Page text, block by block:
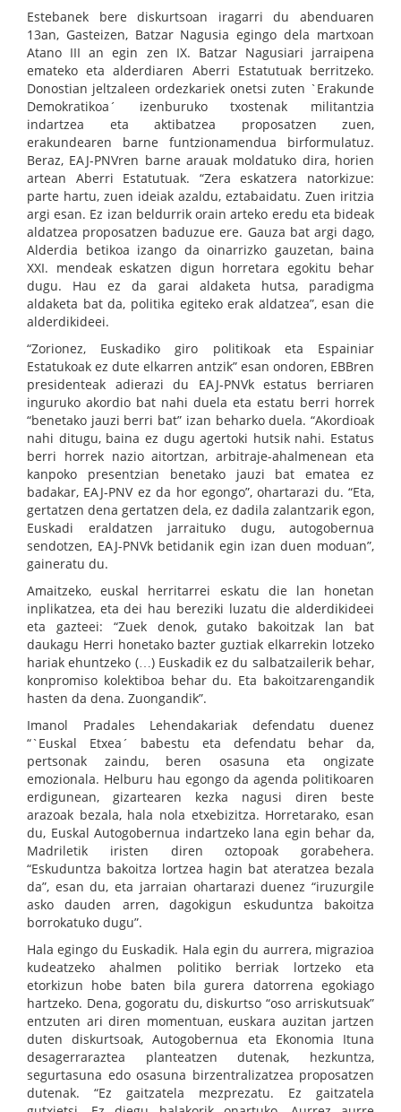
Estebanek bere diskurtsoan iragarri du abenduaren
13an, Gasteizen, Batzar Nagusia egingo dela martxoan
Atano III an egin zen IX. Batzar Nagusiari jarraipena
emateko eta alderdiaren Aberri Estatutuak berritzeko.
Donostian jeltzaleen ordezkariek onetsi zuten `Erakunde
Demokratikoa´ izenburuko txostenak militantzia
indartzea eta aktibatzea proposatzen zuen,
erakundearen barne funtzionamendua birformulatuz.
Beraz, EAJ-PNVren barne arauak moldatuko dira, horien
artean Aberri Estatutuak. “Zera eskatzera natorkizue:
parte hartu, zuen ideiak azaldu, eztabaidatu. Zuen iritzia
argi esan. Ez izan beldurrik orain arteko eredu eta bideak
aldatzea proposatzen baduzue ere. Gauza bat argi dago,
Alderdia betikoa izango da oinarrizko gauzetan, baina
XXI. mendeak eskatzen digun horretara egokitu behar
dugu. Hau ez da garai aldaketa hutsa, paradigma
aldaketa bat da, politika egiteko erak aldatzea”, esan die
alderdikideei.
“Zorionez, Euskadiko giro politikoak eta Espainiar
Estatukoak ez dute elkarren antzik” esan ondoren, EBBren
presidenteak adierazi du EAJ-PNVk estatus berriaren
inguruko akordio bat nahi duela eta estatu berri horrek
“benetako jauzi berri bat” izan beharko duela. “Akordioak
nahi ditugu, baina ez dugu agertoki hutsik nahi. Estatus
berri horrek nazio aitortzan, arbitraje-ahalmenean eta
kanpoko presentzian benetako jauzi bat ematea ez
badakar, EAJ-PNV ez da hor egongo”, ohartarazi du. “Eta,
gertatzen dena gertatzen dela, ez dadila zalantzarik egon,
Euskadi eraldatzen jarraituko dugu, autogobernua
sendotzen, EAJ-PNVk betidanik egin izan duen moduan”,
gaineratu du.
Amaitzeko, euskal herritarrei eskatu die lan honetan
inplikatzea, eta dei hau bereziki luzatu die alderdikideei
eta gazteei: “Zuek denok, gutako bakoitzak lan bat
daukagu Herri honetako bazter guztiak elkarrekin lotzeko
hariak ehuntzeko (…) Euskadik ez du salbatzailerik behar,
konpromiso kolektiboa behar du. Eta bakoitzarengandik
hasten da dena. Zuongandik”.
Imanol Pradales Lehendakariak defendatu duenez
“`Euskal Etxea´ babestu eta defendatu behar da,
pertsonak zaindu, beren osasuna eta ongizate
emozionala. Helburu hau egongo da agenda politikoaren
erdigunean, gizartearen kezka nagusi diren beste
arazoak bezala, hala nola etxebizitza. Horretarako, esan
du, Euskal Autogobernua indartzeko lana egin behar da,
Madriletik iristen diren oztopoak gorabehera.
“Eskuduntza bakoitza lortzea hagin bat ateratzea bezala
da”, esan du, eta jarraian ohartarazi duenez “iruzurgile
asko dauden arren, dagokigun eskuduntza bakoitza
borrokatuko dugu”.
Hala egingo du Euskadik. Hala egin du aurrera, migrazioa
kudeatzeko ahalmen politiko berriak lortzeko eta
etorkizun hobe baten bila gurera datorrena egokiago
hartzeko. Dena, gogoratu du, diskurtso “oso arriskutsuak”
entzuten ari diren momentuan, euskara auzitan jartzen
duten diskurtsoak, Autogobernua eta Ekonomia Ituna
desagerraraztea planteatzen dutenak, hezkuntza,
segurtasuna edo osasuna birzentralizatzea proposatzen
dutenak. “Ez gaitzatela mezprezatu. Ez gaitzatela